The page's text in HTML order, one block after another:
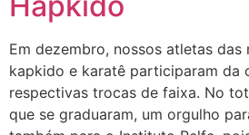
Em dezembro, nossos atletas das
kapkido e karatê participaram da
respectivas trocas de faixa. No
que se graduaram, um orgulho